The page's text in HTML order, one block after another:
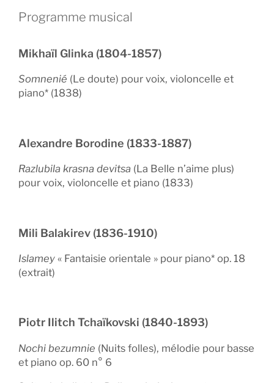
Programme musical
Mikhaïl Glinka (1804-1857)
Somnenié (Le doute) pour voix, violoncelle et
piano* (1838)
Alexandre Borodine (1833-1887)
Razlubila krasna devitsa (La Belle n’aime plus)
pour voix, violoncelle et piano (1833)
Mili Balakirev (1836-1910)
Islamey « Fantaisie orientale » pour piano* op. 18
(extrait)
Piotr Ilitch Tchaïkovski (1840-1893)
Nochi bezumnie (Nuits folles), mélodie pour basse
et piano op. 60 n° 6